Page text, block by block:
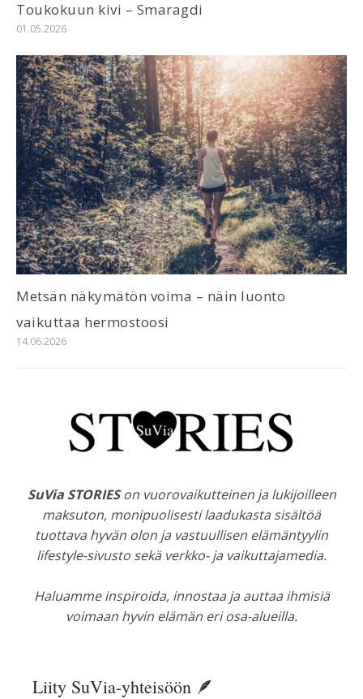
Toukokuun kivi – Smaragdi
01.05.2026
Metsän näkymätön voima – näin luonto
vaikuttaa hermostoosi
14.06.2026
SuVia STORIESon vuorovaikutteinen ja lukijoilleen
maksuton, monipuolisesti laadukasta sisältöä
tuottava hyvän olon ja vastuullisen elämäntyylin
lifestyle-sivusto sekä verkko- ja vaikuttajamedia.
Haluamme inspiroida, innostaa ja auttaa ihmisiä
voimaan hyvin elämän eri osa-alueilla.
Liity SuVia-yhteisöön 🪶